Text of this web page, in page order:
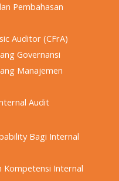
Pembahasan
Auditor (CFrA)
Governansi
Manajemen
Audit
Bagi Internal
Kompetensi Internal